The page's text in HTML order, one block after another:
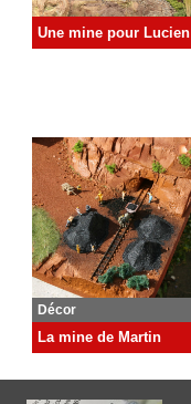
Une mine pour Lucien
Décor
La mine de Martin